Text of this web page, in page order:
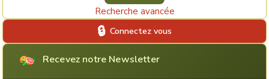
Recherche avancée
Connectez vous
Recevez notre Newsletter